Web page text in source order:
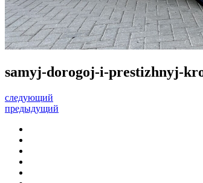
samyj-dorogoj-i-prestizhnyj-
следующий
предыдущий